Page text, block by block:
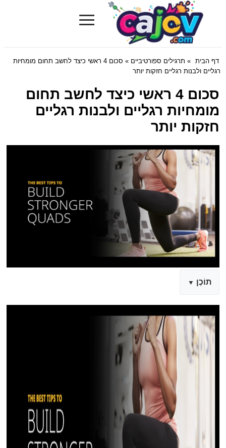
Cajov.com
≡
דף הבית » תרגילים ספורטיביים
» סכום 4 ראשי כיצד לחשב תחום מומחיות
רגליים ולבנות רגליים חזקות יותר
סכום 4 ראשי כיצד לחשב תחום
מומחיות רגליים ולבנות רגליים
חזקות יותר
תוֹכֶן